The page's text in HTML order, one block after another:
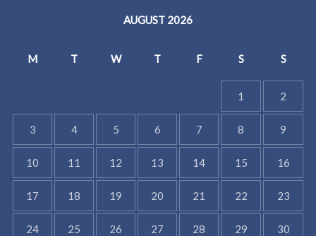
AUGUST 2026
M T W T F S S
1 2
3 4 5 6 7 8 9
10 11 12 13 14 15 16
17 18 19 20 21 22 23
24 25 26 27 28 29 30